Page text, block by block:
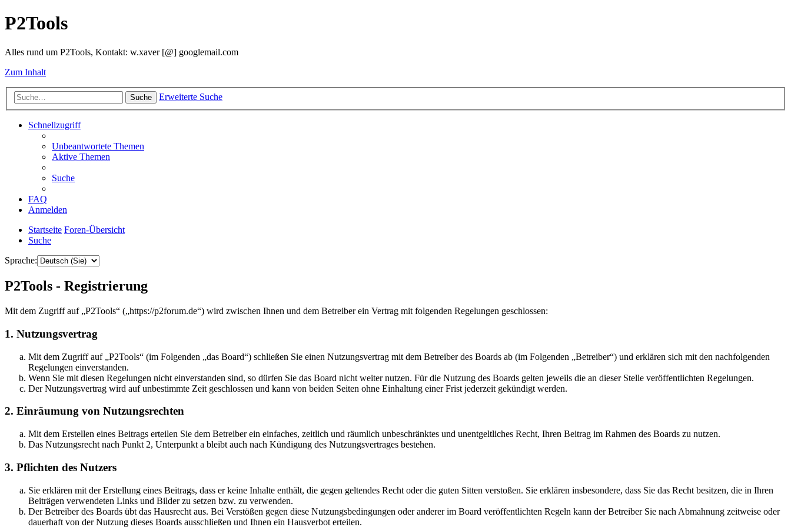
P2Tools
Alles rund um P2Tools, Kontakt: w.xaver [@] googlemail.com
Zum Inhalt
Suche Erweiterte Suche
Schnellzugriff
Unbeantwortete Themen
Aktive Themen
Suche
FAQ
Anmelden
Startseite Foren-Übersicht
Suche
Sprache:
P2Tools - Registrierung
Mit dem Zugriff auf „P2Tools“ („https://p2forum.de“) wird zwischen Ihnen und dem Betreiber ein Vertrag mit folgenden Regelungen geschlossen:
1. Nutzungsvertrag
Mit dem Zugriff auf „P2Tools“ (im Folgenden „das Board“) schließen Sie einen Nutzungsvertrag mit dem Betreiber des Boards ab (im Folgenden „Betreiber“) und erklären sich mit den nachfolgenden
Regelungen einverstanden.
Wenn Sie mit diesen Regelungen nicht einverstanden sind, so dürfen Sie das Board nicht weiter nutzen. Für die Nutzung des Boards gelten jeweils die an dieser Stelle veröffentlichten Regelungen.
Der Nutzungsvertrag wird auf unbestimmte Zeit geschlossen und kann von beiden Seiten ohne Einhaltung einer Frist jederzeit gekündigt werden.
2. Einräumung von Nutzungsrechten
Mit dem Erstellen eines Beitrags erteilen Sie dem Betreiber ein einfaches, zeitlich und räumlich unbeschränktes und unentgeltliches Recht, Ihren Beitrag im Rahmen des Boards zu nutzen.
Das Nutzungsrecht nach Punkt 2, Unterpunkt a bleibt auch nach Kündigung des Nutzungsvertrages bestehen.
3. Pflichten des Nutzers
Sie erklären mit der Erstellung eines Beitrags, dass er keine Inhalte enthält, die gegen geltendes Recht oder die guten Sitten verstoßen. Sie erklären insbesondere, dass Sie das Recht besitzen, die in Ihren
Beiträgen verwendeten Links und Bilder zu setzen bzw. zu verwenden.
Der Betreiber des Boards übt das Hausrecht aus. Bei Verstößen gegen diese Nutzungsbedingungen oder anderer im Board veröffentlichten Regeln kann der Betreiber Sie nach Abmahnung zeitweise oder
dauerhaft von der Nutzung dieses Boards ausschließen und Ihnen ein Hausverbot erteilen.